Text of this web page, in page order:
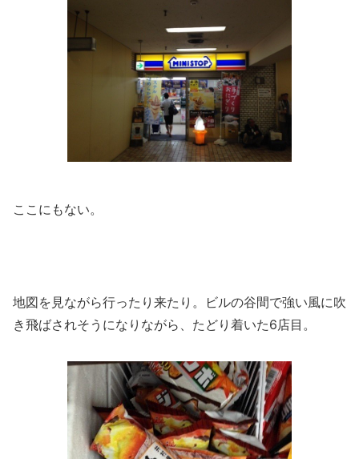
ここにもない。
地図を見ながら行ったり来たり。ビルの谷間で強い風に吹
き飛ばされそうになりながら、たどり着いた6店目。